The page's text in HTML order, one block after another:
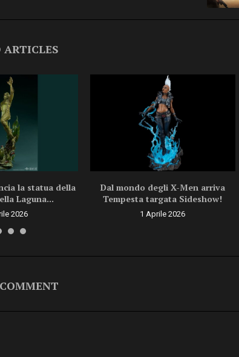
ARTICLES
la statua della
Laguna...
2026
Dal mondo degli X-Men arriva
Tempesta targata Sideshow!
1 Aprile 2026